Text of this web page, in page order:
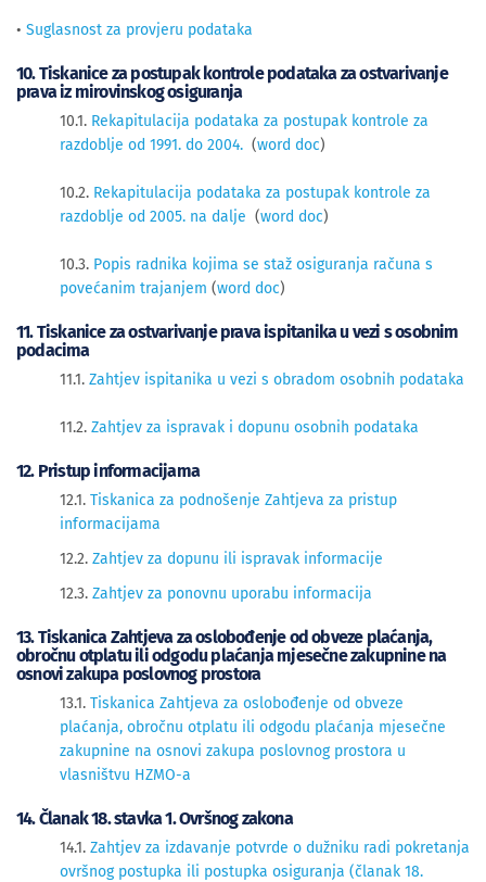
• Suglasnost za provjeru podataka
10. Tiskanice za postupak kontrole podataka za ostvarivanje
prava iz mirovinskog osiguranja
10.1. Rekapitulacija podataka za postupak kontrole za
razdoblje od 1991. do 2004. (word doc)
10.2. Rekapitulacija podataka za postupak kontrole za
razdoblje od 2005. na dalje (word doc)
10.3. Popis radnika kojima se staž osiguranja računa s
povećanim trajanjem (word doc)
11. Tiskanice za ostvarivanje prava ispitanika u vezi s osobnim
podacima
11.1. Zahtjev ispitanika u vezi s obradom osobnih podataka
11.2. Zahtjev za ispravak i dopunu osobnih podataka
12. Pristup informacijama
12.1. Tiskanica za podnošenje Zahtjeva za pristup
informacijama
12.2. Zahtjev za dopunu ili ispravak informacije
12.3. Zahtjev za ponovnu uporabu informacija
13. Tiskanica Zahtjeva za oslobođenje od obveze plaćanja,
obročnu otplatu ili odgodu plaćanja mjesečne zakupnine na
osnovi zakupa poslovnog prostora
13.1. Tiskanica Zahtjeva za oslobođenje od obveze
plaćanja, obročnu otplatu ili odgodu plaćanja mjesečne
zakupnine na osnovi zakupa poslovnog prostora u
vlasništvu HZMO-a
14. Članak 18. stavka 1. Ovršnog zakona
14.1. Zahtjev za izdavanje potvrde o dužniku radi pokretanja
ovršnog postupka ili postupka osiguranja (članak 18.